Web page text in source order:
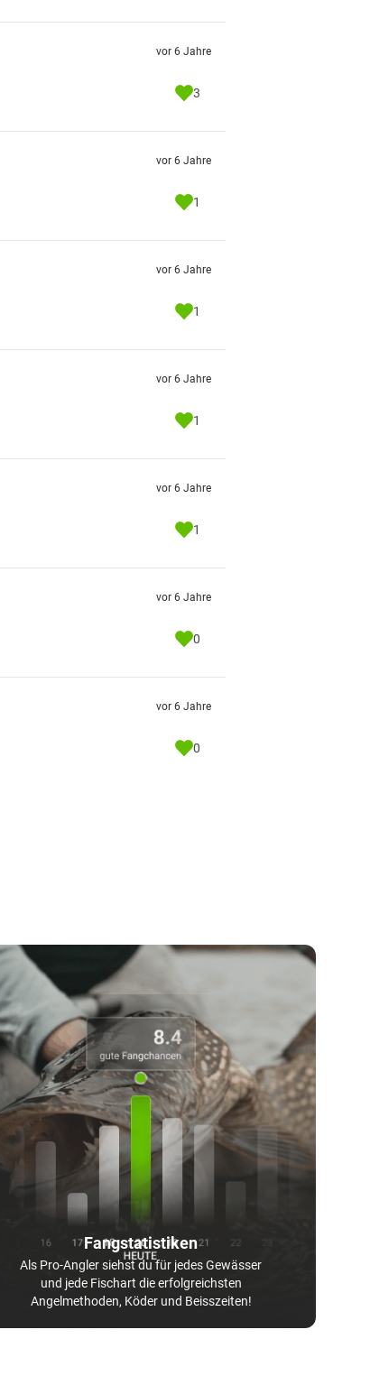
vor 6 Jahre
3
vor 6 Jahre
1
vor 6 Jahre
1
vor 6 Jahre
1
vor 6 Jahre
1
vor 6 Jahre
0
vor 6 Jahre
0
Fangstatistiken
Als Pro-Angler siehst du für jedes Gewässer
und jede Fischart die erfolgreichsten
Angelmethoden, Köder und Beisszeiten!